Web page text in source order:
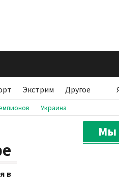
Экстрим Другое
Украина
в
Мы